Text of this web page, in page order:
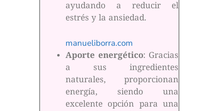
ayudando a reducir el
estrés y la ansiedad.
manueliborra.com
Aporte energético: Gracias
a sus ingredientes
naturales, proporcionan
energía, siendo una
excelente opción para una